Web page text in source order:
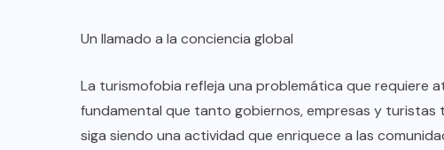
Un llamado a la conciencia global
La turismofobia refleja una problemática que requiere
fundamental que tanto gobiernos, empresas y
siga siendo una actividad que enriquece a las